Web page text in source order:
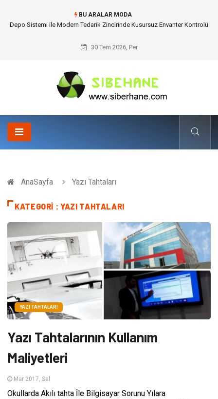
BU ARALAR MODA
Depo Sistemi ile Modern Tedarik Zincirinde Kusursuz Envanter Kontrolü
30 Tem 2026, Per
AnaSayfa Yazı Tahtaları
KATEGORI : YAZI TAHTALARI
YAZI TAHTALARI
Yazı Tahtalarının Kullanım
Maliyetleri
Mar 2017, Sal
Okullarda Akılı tahta İle Bilgisayar Sorunu Yılara